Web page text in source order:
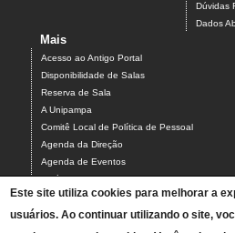
Dúvidas
Dados
Mais
Acesso ao Antigo Portal
Disponibilidade de Salas
Reserva de Sala
A Unipampa
Comitê Local de Política de Pessoal
Agenda da Direção
Agenda de Eventos
Estágios
Relatório de Gestão
Infraestrutura do Campus
Este site utiliza cookies para melhorar a
usuários. Ao continuar utilizando o site,